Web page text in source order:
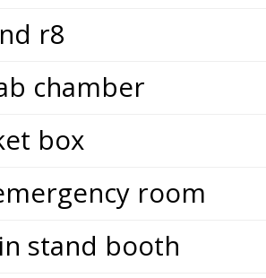
r8
chamber
box
room
stand booth